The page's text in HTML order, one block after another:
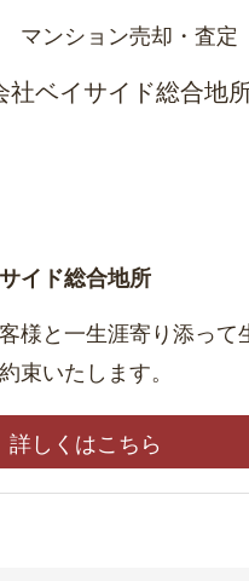
マンション売却・査定
イド総合地所
様と一生涯寄り添って
束いたします。
詳しくはこちら